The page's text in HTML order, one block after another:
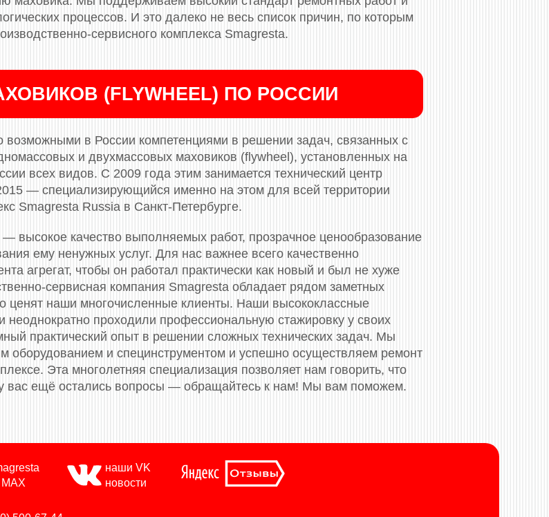
процессов. И это далеко не весь список причин, по которым
сервисного комплекса Smagresta.
(FLYWHEEL) ПО РОССИИ
в России компетенциями в решении задач, связанных с
и двухмассовых маховиков (flywheel), установленных на
всех видов. С 2009 года этим занимается технический центр
— специализирующийся именно на этом для всей территории
Smagresta Russia в Санкт-Петербурге.
высокое качество выполняемых работ, прозрачное ценообразование
ему ненужных услуг. Для нас важнее всего качественно
агрегат, чтобы он работал практически как новый и был не хуже
сервисная компания Smagresta обладает рядом заметных
ценят наши многочисленные клиенты. Наши высококлассные
проходили профессиональную стажировку у своих
практический опыт в решении сложных технических задач. Мы
и специнструментом и успешно осуществляем ремонт
Эта многолетняя специализация позволяет нам говорить, что
вас ещё остались вопросы — обращайтесь к нам! Мы вам поможем.
наши VK
новости